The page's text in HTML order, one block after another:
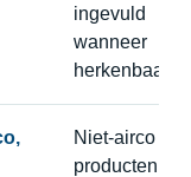
ingevuld
wanneer
herkenbaar
Niet-airco
producten